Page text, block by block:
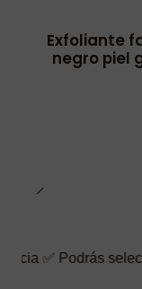
Exfoliante
negro piel
seleccionar: